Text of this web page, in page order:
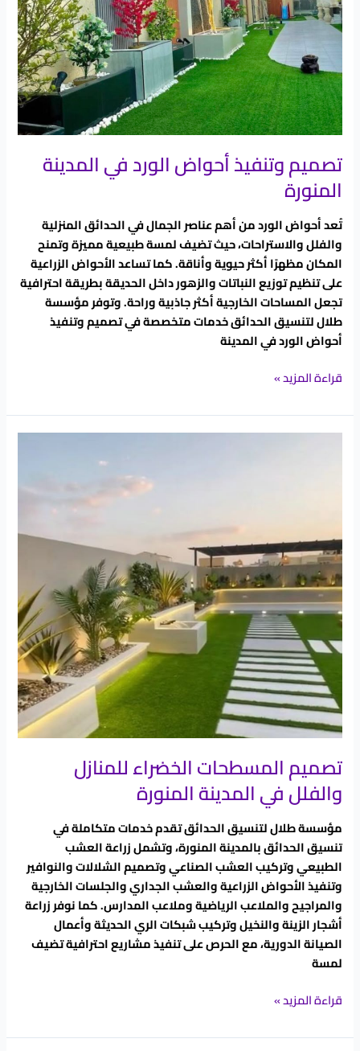
تصميم وتنفيذ أحواض الورد في المدينة
المنورة
تُعد أحواض الورد من أهم عناصر الجمال في الحدائق المنزلية
والفلل والاستراحات، حيث تضيف لمسة طبيعية مميزة وتمنح
المكان مظهرًا أكثر حيوية وأناقة. كما تساعد الأحواض الزراعية
على تنظيم توزيع النباتات والزهور داخل الحديقة بطريقة احترافية
تجعل المساحات الخارجية أكثر جاذبية وراحة. وتوفر مؤسسة
طلال لتنسيق الحدائق خدمات متخصصة في تصميم وتنفيذ
أحواض الورد في المدينة
قراءة المزيد »
تصميم المسطحات الخضراء للمنازل
والفلل في المدينة المنورة
مؤسسة طلال لتنسيق الحدائق تقدم خدمات متكاملة في
تنسيق الحدائق بالمدينة المنورة، وتشمل زراعة العشب
الطبيعي وتركيب العشب الصناعي وتصميم الشلالات والنوافير
وتنفيذ الأحواض الزراعية والعشب الجداري والجلسات الخارجية
والمراجيح والملاعب الرياضية وملاعب المدارس. كما نوفر زراعة
أشجار الزينة والنخيل وتركيب شبكات الري الحديثة وأعمال
الصيانة الدورية، مع الحرص على تنفيذ مشاريع احترافية تضيف
لمسة
في
المدينة
المنورة
قراءة المزيد »